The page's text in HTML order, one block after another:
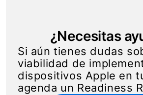
¿Necesitas
Si aún tienes dudas
viabilidad de
dispositivos Apple en
agenda un Readiness